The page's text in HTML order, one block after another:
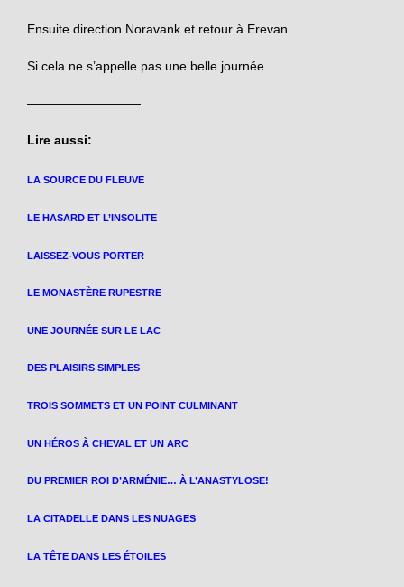
Ensuite direction Noravank et retour à Erevan.
Si cela ne s’appelle pas une belle journée…
—————————
Lire aussi:
LA SOURCE DU FLEUVE
LE HASARD ET L’INSOLITE
LAISSEZ-VOUS PORTER
LE MONASTÈRE RUPESTRE
UNE JOURNÉE SUR LE LAC
DES PLAISIRS SIMPLES
TROIS SOMMETS ET UN POINT CULMINANT
UN HÉROS À CHEVAL ET UN ARC
DU PREMIER ROI D’ARMÉNIE… À L’ANASTYLOSE!
LA CITADELLE DANS LES NUAGES
LA TÊTE DANS LES ÉTOILES